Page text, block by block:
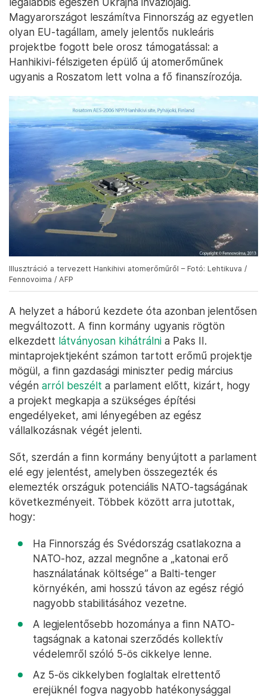
Magyarországot leszámítva Finnország az egyetlen
olyan EU-tagállam, amely jelentős nukleáris
projektbe fogott bele orosz támogatással: a
Hanhikivi-félszigeten épülő új atomerőműnek
ugyanis a Roszatom lett volna a fő finanszírozója.
Illusztráció a tervezett Hankihivi atomerőműről – Fotó: Lehtikuva /
Fennovoima / AFP
A helyzet a háború kezdete óta azonban jelentősen
megváltozott. A finn kormány ugyanis rögtön
elkezdett látványosan kihátrálni a Paks II.
mintaprojektjeként számon tartott erőmű projektje
mögül, a finn gazdasági miniszter pedig március
végén arról beszélt a parlament előtt, kizárt, hogy
a projekt megkapja a szükséges építési
engedélyeket, ami lényegében az egész
vállalkozásnak végét jelenti.
Sőt, szerdán a finn kormány benyújtott a parlament
elé egy jelentést, amelyben összegezték és
elemezték országuk potenciális NATO-tagságának
következményeit. Többek között arra jutottak,
hogy:
Ha Finnország és Svédország csatlakozna a
NATO-hoz, azzal megnőne a „katonai erő
használatának költsége” a Balti-tenger
környékén, ami hosszú távon az egész régió
nagyobb stabilitásához vezetne.
A legjelentősebb hozománya a finn NATO-
tagságnak a katonai szerződés kollektív
védelemről szóló 5-ös cikkelye lenne.
Az 5-ös cikkelyben foglaltak elrettentő
erejüknél fogva nagyobb hatékonysággal